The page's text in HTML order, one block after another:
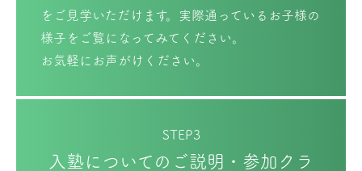
をご見学いただけます。実際通っているお子様の
様子をご覧になってみてください。
お気軽にお声がけください。
STEP3
入塾についてのご説明・参加クラ